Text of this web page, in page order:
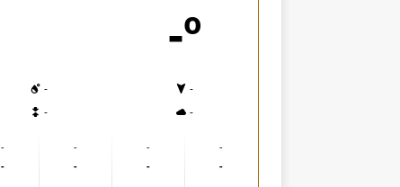
-º
-
-
-
-
-
-
-
-
-
-
-
-